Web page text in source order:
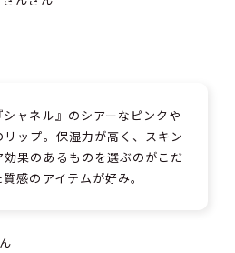
ャネル』のシアーなピンクや
リップ。保湿力が高く、スキン
果のあるものを選ぶのがこだ
感のアイテムが好み。